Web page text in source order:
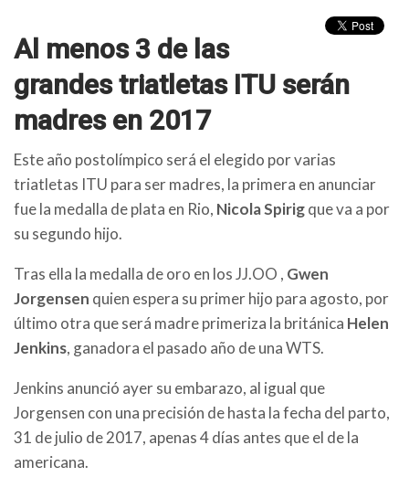
Al menos 3 de las
grandes triatletas ITU serán
madres en 2017
Este año postolímpico será el elegido por varias
triatletas ITU para ser madres, la primera en anunciar
fue la medalla de plata en Rio, Nicola Spirigque va a por
su segundo hijo.
Tras ella la medalla de oro en los JJ.OO , Gwen
Jorgensen quien espera su primer hijo para agosto, por
último otra que será madre primeriza la británica Helen
Jenkins, ganadora el pasado año de una WTS.
Jenkins anunció ayer su embarazo, al igual que
Jorgensen con una precisión de hasta la fecha del parto,
31 de julio de 2017, apenas 4 días antes que el de la
americana.